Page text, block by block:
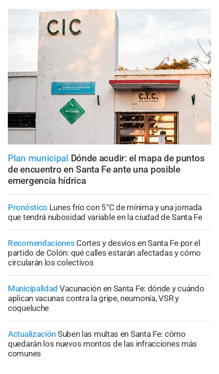
Plan municipal Dónde acudir: el mapa de puntos
de encuentro en Santa Fe ante una posible
emergencia hídrica
Pronóstico Lunes frío con 5°C de mínima y una jornada
que tendrá nubosidad variable en la ciudad de Santa Fe
Recomendaciones Cortes y desvíos en Santa Fe por el
partido de Colón: qué calles estarán afectadas y cómo
circularán los colectivos
Municipalidad Vacunación en Santa Fe: dónde y cuándo
aplican vacunas contra la gripe, neumonía, VSR y
coqueluche
Actualización Suben las multas en Santa Fe: cómo
quedarán los nuevos montos de las infracciones más
comunes